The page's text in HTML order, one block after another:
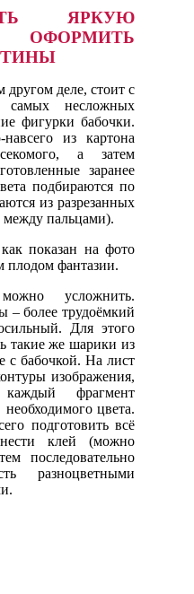
ЯРКУЮ
деле, стоит с
несложных
фигурки бабочки.
из картона
а затем
заранее
подбираются по
из разрезанных
между пальцами).
показан на фото
плодом фантазии.
усложнить.
– более трудоёмкий
Для этого
такие же шарики из
с бабочкой. На лист
изображения,
фрагмент
цвета.
подготовить всё
клей (можно
последовательно
разноцветными